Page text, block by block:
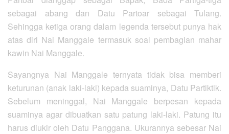
sebagai abang dan Datu Partoar sebagai Tulang.
Sehingga ketiga orang dalam legenda tersebut punya hak
atas diri Nai Manggale termasuk soal pembagian mahar
kawin Nai Manggale.
Sayangnya Nai Manggale ternyata tidak bisa memberi
keturunan (anak laki-laki) kepada suaminya, Datu Partiktik.
Sebelum meninggal, Nai Manggale berpesan kepada
suaminya agar dibuatkan satu patung laki-laki. Patung itu
harus diukir oleh Datu Panggana. Ukurannya sebesar Nai